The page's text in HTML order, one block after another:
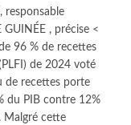
responsable
, précise <
96 % de recettes
de 2024 voté
de recettes porte
du PIB contre 12%
Malgré cette